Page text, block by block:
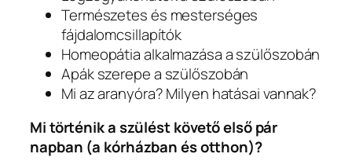
Természetes és mesterséges
fájdalomcsillapítók
Homeopátia alkalmazása a szülőszobán
Apák szerepe a szülőszobán
Mi az aranyóra? Milyen hatásai vannak?
Mi történik a szülést követő első pár
napban (a kórházban és otthon)?